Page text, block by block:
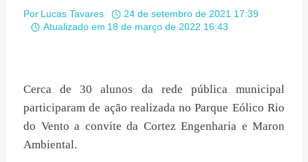
Por Lucas Tavares
24 de setembro de 2021 17:39
Atualizado em 18 de março de 2022 16:43
Cerca de 30 alunos da rede pública municipal
participaram de ação realizada no Parque Eólico Rio
do Vento a convite da Cortez Engenharia e Maron
Ambiental.